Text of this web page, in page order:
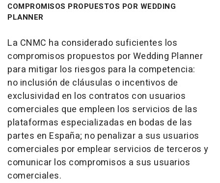
COMPROMISOS PROPUESTOS POR WEDDING
PLANNER
La CNMC ha considerado suficientes los
compromisos propuestos por Wedding Planner
para mitigar los riesgos para la competencia:
no inclusión de cláusulas o incentivos de
exclusividad en los contratos con usuarios
comerciales que empleen los servicios de las
plataformas especializadas en bodas de las
partes en España; no penalizar a sus usuarios
comerciales por emplear servicios de terceros y
comunicar los compromisos a sus usuarios
comerciales.